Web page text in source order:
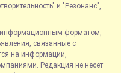
и "Резонанс",
информационным форматом,
связанные с
на информации,
Редакция не несет